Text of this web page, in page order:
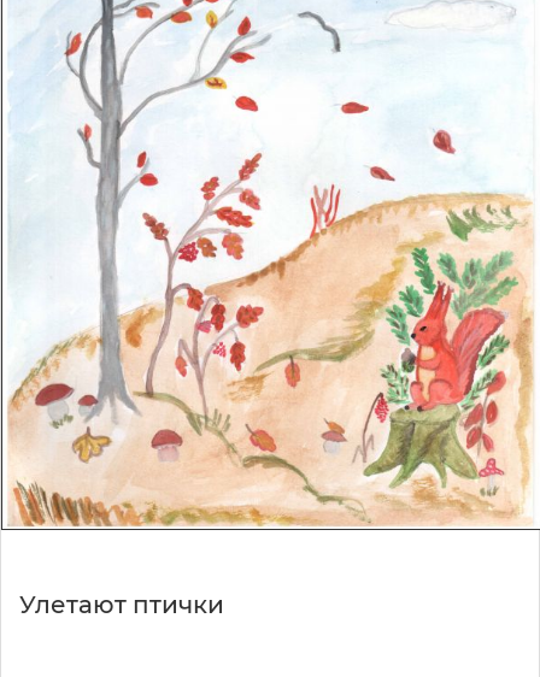
Улетают птички